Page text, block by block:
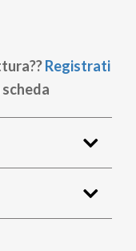
Registrati